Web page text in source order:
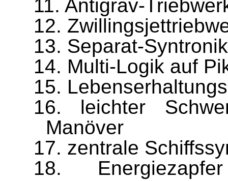
11. Antigrav-
12.
13. Separat-
14. Multi-Logik auf
15.
16.
leichter
Manöver
17. zentrale
18.